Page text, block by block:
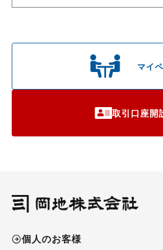
マイ
取引口座開
個人のお客様